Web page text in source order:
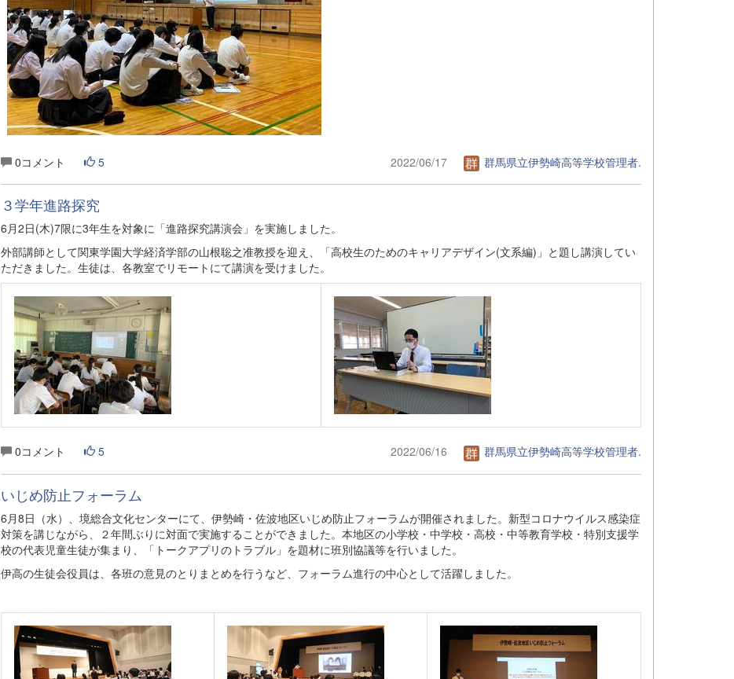
0コメント 5 2022/06/17 群馬県立伊勢崎高等学校管理者.
３学年進路探究
6月2日(木)7限に3年生を対象に「進路探究講演会」を実施しました。
外部講師として関東学園大学経済学部の山根聡之准教授を迎え、「高校生のためのキャリアデザイン(文系編)」と題し講演してい
ただきました。生徒は、各教室でリモートにて講演を受けました。
0コメント 5 2022/06/16 群馬県立伊勢崎高等学校管理者.
いじめ防止フォーラム
6月8日（水）、境総合文化センターにて、伊勢崎・佐波地区いじめ防止フォーラムが開催されました。新型コロナウイルス感染症
対策を講じながら、２年間ぶりに対面で実施することができました。本地区の小学校・中学校・高校・中等教育学校・特別支援学
校の代表児童生徒が集まり、「トークアプリのトラブル」を題材に班別協議等を行いました。
伊高の生徒会役員は、各班の意見のとりまとめを行うなど、フォーラム進行の中心として活躍しました。